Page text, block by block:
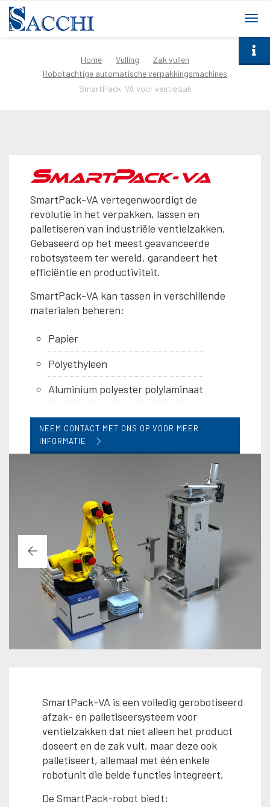
Home Vulling
Zak vullen
Robotachtige automatische verpakkingsmachines
SmartPack-VA voor ventielzak
SmartPack-VA vertegenwoordigt de
revolutie in het verpakken, lassen en
palletiseren van industriële ventielzakken.
Gebaseerd op het meest geavanceerde
robotsysteem ter wereld, garandeert het
efficiëntie en productiviteit.
SmartPack-VA kan tassen in verschillende
materialen beheren:
Papier
Polyethyleen
Aluminium polyester polylaminaat
NEEM CONTACT MET ONS OP VOOR MEER
INFORMATIE
SmartPack-VA is een volledig gerobotiseerd
afzak- en palletiseersysteem voor
ventielzakken dat niet alleen het product
doseert en de zak vult, maar deze ook
palletiseert, allemaal met één enkele
robotunit die beide functies integreert.
De SmartPack-robot biedt: